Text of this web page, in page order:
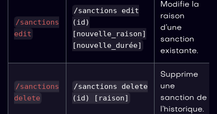
/sanctions
edit
/sanctions edit
(id)
[nouvelle_raison]
[nouvelle_durée]
Modifie la
raison
d’une
sanction
existante.
/sanctions
delete
/sanctions delete
(id) [raison]
Supprime
une
sanction de
l’historique.